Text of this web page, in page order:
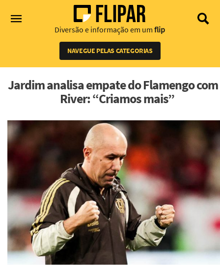
Diversão e informação em um flip
NAVEGUE PELAS CATEGORIAS
Jardim analisa empate do Flamengo
River: “Criamos mais”